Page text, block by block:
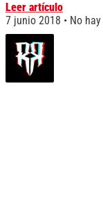
Leer artículo
7 junio 2018
No